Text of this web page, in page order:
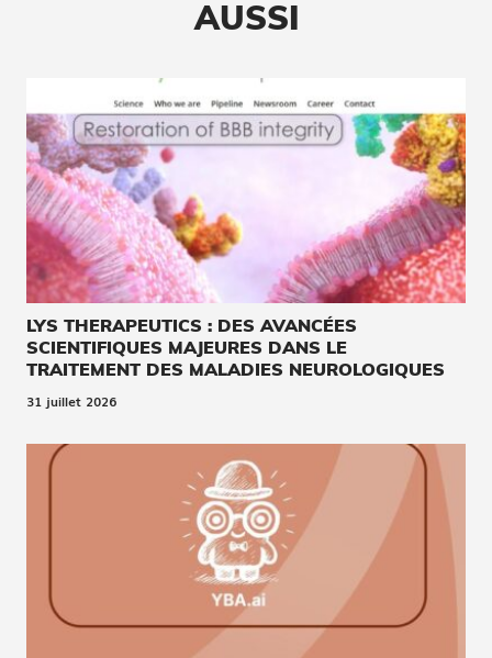
AUSSI
LYS THERAPEUTICS : DES AVANCÉES
SCIENTIFIQUES MAJEURES DANS LE
TRAITEMENT DES MALADIES NEUROLOGIQUES
31 juillet 2026